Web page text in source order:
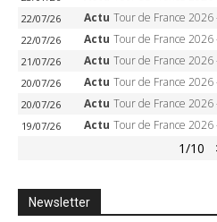
22/07/26 Actu Tour de France 2026 – Philipsen débloque son
22/07/26 Actu Tour de France 2026 – Étape 17 : Pedersen
21/07/26 Actu Tour de France 2026 – Evenepoel écrase le
20/07/26 Actu Tour de France 2026 – Étape 16 : Evenepoel, Pogacar, Ganna…
20/07/26 Actu Tour de France 2026 – Le parcours officiel
19/07/26 Actu Tour de France 2026 – Evenepoel gagne à Solaison,
1/10
Newsletter